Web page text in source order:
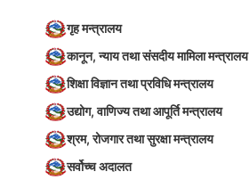
गृह मन्त्रालय
कानून, न्याय तथा संसदीय मामिला मन्त्रालय
शिक्षा विज्ञान तथा प्रविधि मन्त्रालय
उद्योग, वाणिज्य तथा आपूर्ति मन्त्रालय
श्रम, रोजगार तथा सुरक्षा मन्त्रालय
सर्वोच्च अदालत